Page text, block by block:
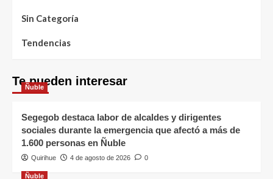
Sin Categoría
Tendencias
Te pueden interesar
Ñuble
Segegob destaca labor de alcaldes y dirigentes
sociales durante la emergencia que afectó a más de
1.600 personas en Ñuble
Quirihue 4 de agosto de 2026 0
Ñuble